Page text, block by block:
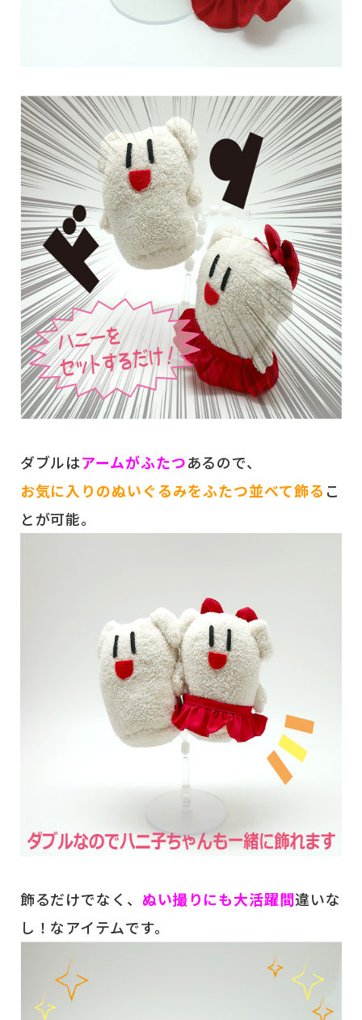
ダブルはアームがふたつあるので、
お気に入りのぬいぐるみをふたつ並べて飾る こ
とが可能。
飾るだけでなく、 ぬい撮りにも大活躍間違いな
し！なアイテムです。